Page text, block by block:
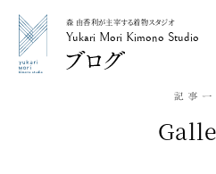
Yukari Mori Kimono Studio
森 由香利が主宰する着物スタジオ
Yukari Mori Kimono Studio